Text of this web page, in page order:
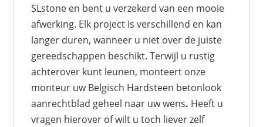
SLstone en bent u verzekerd van een mooie
afwerking. Elk project is verschillend en kan
langer duren, wanneer u niet over de juiste
gereedschappen beschikt. Terwijl u rustig
achterover kunt leunen, monteert onze
monteur uw Belgisch Hardsteen betonlook
aanrechtblad geheel naar uw wens. Heeft u
vragen hierover of wilt u toch liever zelf